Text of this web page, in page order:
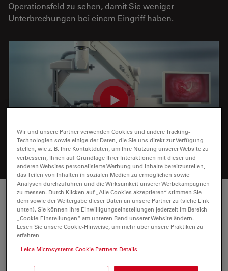
Operationsfeld zu sehen, damit Sie weniger
Unterbrechungen bei einem Eingriff haben.
Immer auf Ihren Patienten fokussiert
Eine Neufokussierung unterbricht Ihren Arbeitsablauf.
Deshalb haben wir PROvido mit unserer
bahnbrechenden FusionOptics-Technologie
Wir und unsere Partner verwenden Cookies und andere Tracking-
Technologien sowie einige der Daten, die Sie uns direkt zur Verfügung
stellen, wie z. B. Ihre Kontaktdaten, um Ihre Nutzung unserer Website zu
verbessern, Ihnen auf Grundlage Ihrer Interaktionen mit dieser und
anderen Websites personalisierte Werbung und Inhalte bereitzustellen,
das Teilen von Inhalten in sozialen Medien zu ermöglichen sowie
Analysen durchzuführen und die Wirksamkeit unserer Werbekampagnen
zu messen. Durch Klicken auf „Alle Cookies akzeptieren“ stimmen Sie
dem sowie der Weitergabe dieser Daten an unsere Partner zu (siehe Link
unten). Sie können Ihre Einwilligungseinstellungen jederzeit im Bereich
„Cookie-Einstellungen“ am unteren Rand unserer Website ändern.
Lesen Sie unsere Cookie-Hinweise, um mehr über unsere Praktiken zu
erfahren
Leica Microsystems Cookie Partners Details